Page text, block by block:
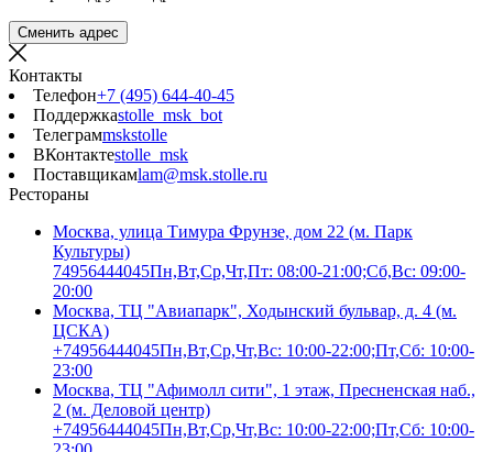
Сменить адрес
Контакты
Телефон+7 (495) 644-40-45
Поддержкаstolle_msk_bot
Телеграмmskstolle
ВКонтактеstolle_msk
Поставщикамlam@msk.stolle.ru
Рестораны
Москва, улица Тимура Фрунзе, дом 22 (м. Парк
Культуры)
74956444045Пн,Вт,Ср,Чт,Пт: 08:00-21:00;Сб,Вс: 09:00-
20:00
Москва, ТЦ "Авиапарк", Ходынский бульвар, д. 4 (м.
ЦСКА)
+74956444045Пн,Вт,Ср,Чт,Вс: 10:00-22:00;Пт,Сб: 10:00-
23:00
Москва, ТЦ "Афимолл сити", 1 этаж, Пресненская наб.,
2 (м. Деловой центр)
+74956444045Пн,Вт,Ср,Чт,Вс: 10:00-22:00;Пт,Сб: 10:00-